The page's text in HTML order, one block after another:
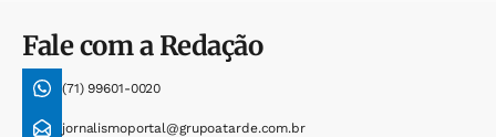
Fale com a Redação
(71) 99601-0020
jornalismoportal@grupoatarde.com.br